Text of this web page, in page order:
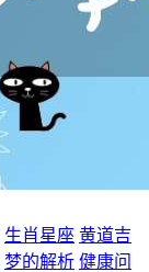
生肖星座 黄道吉
梦的解析 健康问